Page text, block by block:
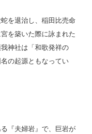
を退治し、稲田比売命
を築いた際に詠まれた
神社は「和歌発祥の
の起源ともなってい
『夫婦岩』で、巨岩が